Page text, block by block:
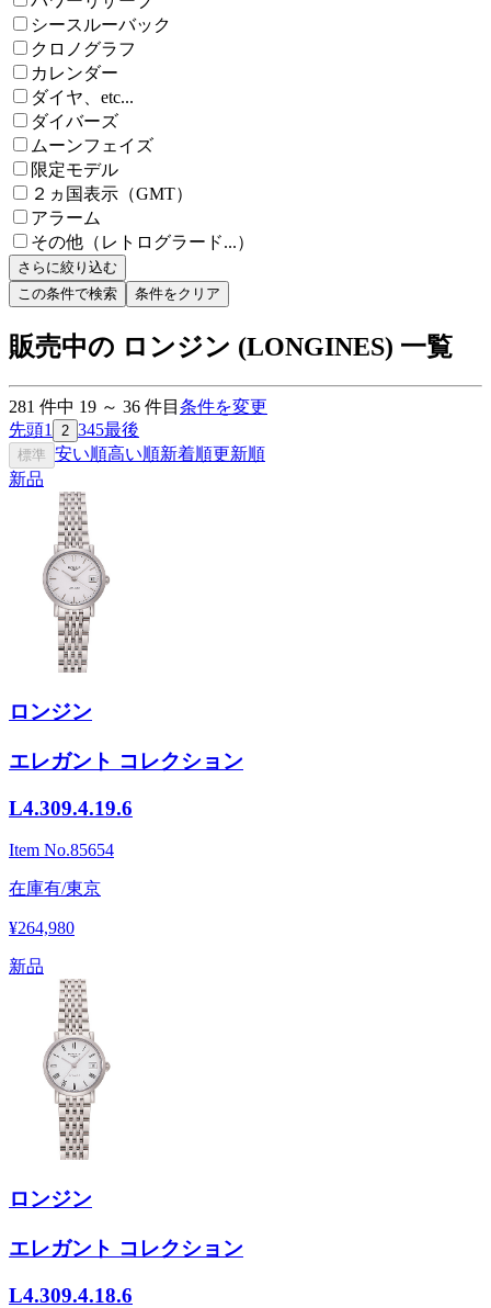
シースルーバック
クロノグラフ
カレンダー
ダイヤ、etc...
ダイバーズ
ムーンフェイズ
限定モデル
２ヵ国表示（GMT）
アラーム
その他（レトログラード...）
さらに絞り込む
この条件で検索
条件をクリア
販売中の ロンジン (LONGINES) 一覧
281 件中 19 ～ 36 件目 条件を変更
先頭1 2 345最後
標準 安い順高い順新着順更新順
新品
ロンジン
エレガント コレクション
L4.309.4.19.6
Item No.85654
在庫有/東京
¥264,980
新品
ロンジン
エレガント コレクション
L4.309.4.18.6